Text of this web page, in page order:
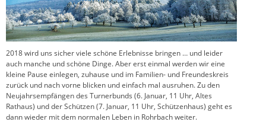
2018 wird uns sicher viele schöne Erlebnisse bringen … und leider
auch manche und schöne Dinge. Aber erst einmal werden wir eine
kleine Pause einlegen, zuhause und im Familien- und Freundeskreis
zurück und nach vorne blicken und einfach mal ausruhen. Zu den
Neujahrsempfängen des Turnerbunds (6. Januar, 11 Uhr, Altes
Rathaus) und der Schützen (7. Januar, 11 Uhr, Schützenhaus) geht es
dann wieder mit dem normalen Leben in Rohrbach weiter.